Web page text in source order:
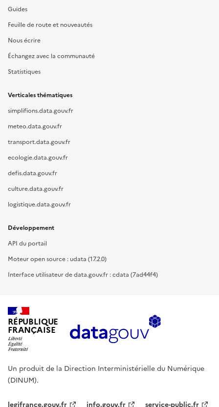
Guides
Feuille de route et nouveautés
Nous écrire
Échangez avec la communauté
Statistiques
Verticales thématiques
simplifions.data.gouv.fr
meteo.data.gouv.fr
transport.data.gouv.fr
ecologie.data.gouv.fr
defis.data.gouv.fr
culture.data.gouv.fr
logistique.data.gouv.fr
Développement
API du portail
Moteur open source : udata (17.2.0)
Interface utilisateur de data.gouv.fr : cdata (7ad44f4)
RÉPUBLIQUE
FRANÇAISE
Un produit de la Direction Interministérielle du Numérique
(DINUM).
legifrance.gouv.fr info.gouv.fr service-public.fr